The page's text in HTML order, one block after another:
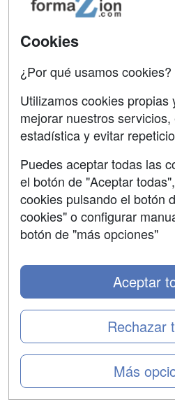
Acceso Usuarios
Acceso Centros
Contactar
Confidencialidad
Aviso legal
Copyleft
Cookies
¿Por qué usamos cookies?
Utilizamos cookies propias
mejorar nuestros
estadística y evitar
Puedes aceptar todas las
el botón de "Aceptar
cookies pulsando el botón
cookies" o configurar
botón de "más opciones"
Más
Rechazar
Aceptar